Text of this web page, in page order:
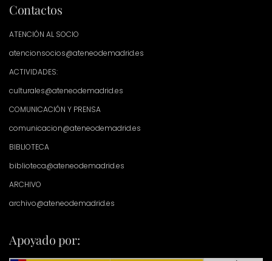
Contactos
ATENCIÓN AL SOCIO
atencionsocios@ateneodemadrid.es
ACTIVIDADES:
culturales@ateneodemadrid.es
COMUNICACIÓN Y PRENSA
comunicacion@ateneodemadrid.es
BIBLIOTECA
biblioteca@ateneodemadrid.es
ARCHIVO
archivo@ateneodemadrid.es
Apoyado por: